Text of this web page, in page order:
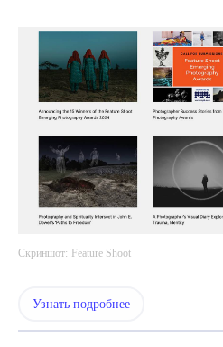
Скриншот: Feature Shoot
Узнать подробнее